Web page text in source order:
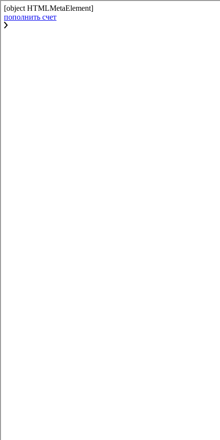
[object HTMLMetaElement]
пополнить счет